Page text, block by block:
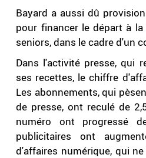
Bayard a aussi dû
pour financer le départ à
seniors, dans le cadre d'un
Dans l'activité presse, qui
ses recettes, le chiffre
Les abonnements, qui
de presse, ont reculé de
numéro ont progressé
publicitaires ont
d'affaires numérique, qui